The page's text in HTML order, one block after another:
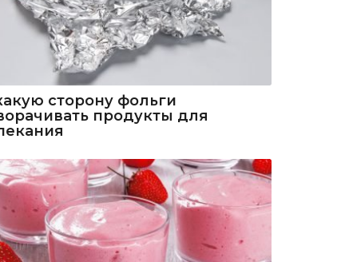
сторону фольги
продукты для